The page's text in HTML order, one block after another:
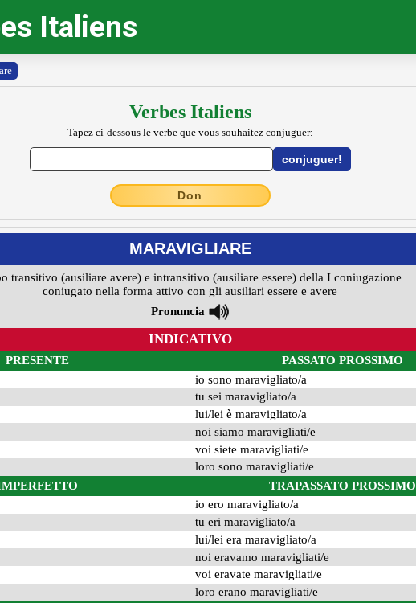
Italiens
Verbes Italiens
Tapez ci-dessous le verbe que vous souhaitez conjuguer:
Don
MARAVIGLIARE
transitivo (ausiliare avere) e intransitivo (ausiliare essere) della I coniugazione
coniugato nella forma attivo con gli ausiliari essere e avere
Pronuncia
INDICATIVO
PRESENTE
PASSATO PROSSIMO
io sono maravigliato/a
tu sei maravigliato/a
lui/lei è maravigliato/a
noi siamo maravigliati/e
voi siete maravigliati/e
loro sono maravigliati/e
TRAPASSATO PROSSIMO
io ero maravigliato/a
tu eri maravigliato/a
lui/lei era maravigliato/a
noi eravamo maravigliati/e
voi eravate maravigliati/e
loro erano maravigliati/e